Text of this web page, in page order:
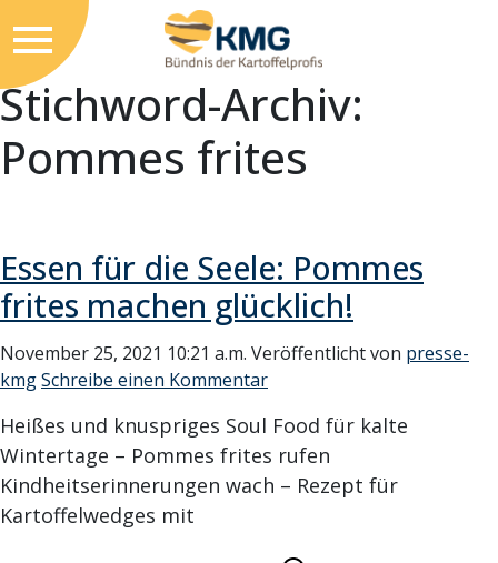
Stichword-Archiv:
Pommes frites
Essen für die Seele: Pommes
frites machen glücklich!
November 25, 2021 10:21 a.m. Veröffentlicht von presse-
kmgSchreibe einen Kommentar
Heißes und knuspriges Soul Food für kalte
Wintertage – Pommes frites rufen
Kindheitserinnerungen wach – Rezept für
Kartoffelwedges mit